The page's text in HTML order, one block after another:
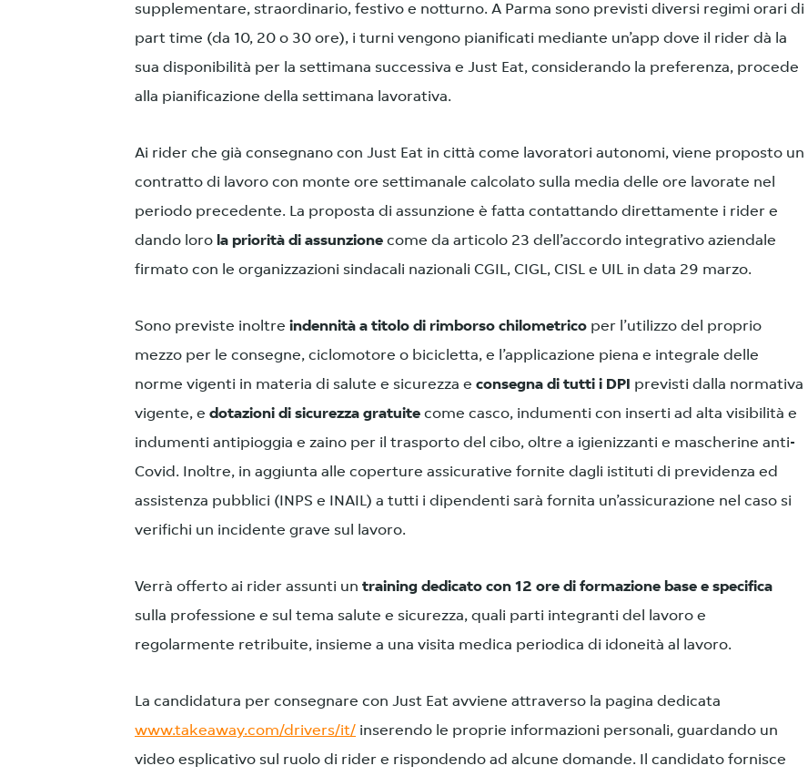
supplementare, straordinario, festivo e notturno. A Parma sono previsti diversi regimi orari di
part time (da 10, 20 o 30 ore), i turni vengono pianificati mediante un’app dove il rider dà la
sua disponibilità per la settimana successiva e Just Eat, considerando la preferenza, procede
alla pianificazione della settimana lavorativa.
Ai rider che già consegnano con Just Eat in città come lavoratori autonomi, viene proposto un
contratto di lavoro con monte ore settimanale calcolato sulla media delle ore lavorate nel
periodo precedente. La proposta di assunzione è fatta contattando direttamente i rider e
dando loro la priorità di assunzione come da articolo 23 dell’accordo integrativo aziendale
firmato con le organizzazioni sindacali nazionali CGIL, CIGL, CISL e UIL in data 29 marzo.
Sono previste inoltre indennità a titolo di rimborso chilometrico per l’utilizzo del proprio
mezzo per le consegne, ciclomotore o bicicletta, e l’applicazione piena e integrale delle
norme vigenti in materia di salute e sicurezza e consegna di tutti i DPI previsti dalla normativa
vigente, e dotazioni di sicurezza gratuite come casco, indumenti con inserti ad alta visibilità e
indumenti antipioggia e zaino per il trasporto del cibo, oltre a igienizzanti e mascherine anti-
Covid. Inoltre, in aggiunta alle coperture assicurative fornite dagli istituti di previdenza ed
assistenza pubblici (INPS e INAIL) a tutti i dipendenti sarà fornita un’assicurazione nel caso si
verifichi un incidente grave sul lavoro.
Verrà offerto ai rider assunti un training dedicato con 12 ore di formazione base e specifica
sulla professione e sul tema salute e sicurezza, quali parti integranti del lavoro e
regolarmente retribuite, insieme a una visita medica periodica di idoneità al lavoro.
La candidatura per consegnare con Just Eat avviene attraverso la pagina dedicata
www.takeaway.com/drivers/it/ inserendo le proprie informazioni personali, guardando un
video esplicativo sul ruolo di rider e rispondendo ad alcune domande. Il candidato fornisce